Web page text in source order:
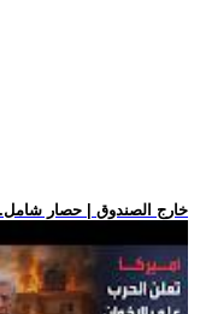
.. خارج الصندوق | حصار